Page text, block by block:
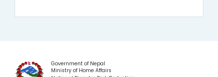
Government of Nepal
Ministry of Home Affairs